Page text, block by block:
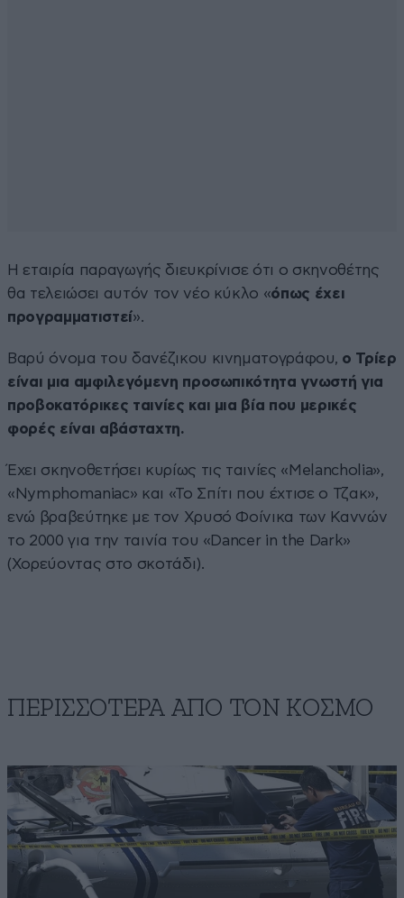
Η εταιρία παραγωγής διευκρίνισε ότι ο σκηνοθέτης
θα τελειώσει αυτόν τον νέο κύκλο «όπως έχει
προγραμματιστεί».
Βαρύ όνομα του δανέζικου κινηματογράφου, ο Τρίερ
είναι μια αμφιλεγόμενη προσωπικότητα γνωστή για
προβοκατόρικες ταινίες και μια βία που μερικές
φορές είναι αβάσταχτη.
Έχει σκηνοθετήσει κυρίως τις ταινίες «Melancholia»,
«Nymphomaniac» και «Το Σπίτι που έχτισε ο Τζακ»,
ενώ βραβεύτηκε με τον Χρυσό Φοίνικα των Καννών
το 2000 για την ταινία του «Dancer in the Dark»
(Χορεύοντας στο σκοτάδι).
ΠΕΡΙΣΣΟΤΕΡΑ ΑΠΟ ΤΟΝ ΚΟΣΜΟ